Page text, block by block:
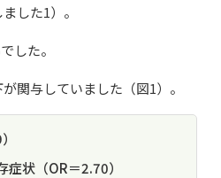
した1）。
した。
関与していました（図1）。
状（OR＝2.70）